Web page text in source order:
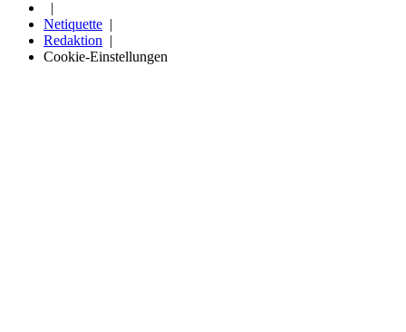
Netiquette
Redaktion
Cookie-Einstellungen